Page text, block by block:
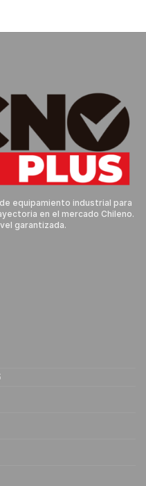
equipamiento industrial para
en el mercado Chileno.
garantizada.